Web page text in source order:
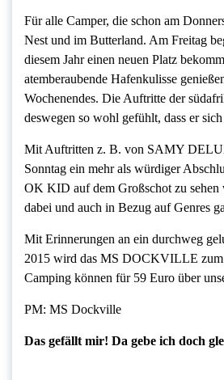
Für alle Camper, die schon am
Nest und im Butterland. Am Freitag
diesem Jahr einen neuen Platz
atemberaubende Hafenkulisse
Wochenendes. Die Auftritte der
deswegen so wohl gefühlt, dass er
Mit Auftritten z. B. von SAMY
Sonntag ein mehr als würdiger
OK KID auf dem Großschot zu sehen
dabei und auch in Bezug auf Genres
Mit Erinnerungen an ein durchweg
2015 wird das MS DOCKVILLE zum
Camping können für 59 Euro über
PM: MS Dockville
Das gefällt mir! Da gebe ich doch